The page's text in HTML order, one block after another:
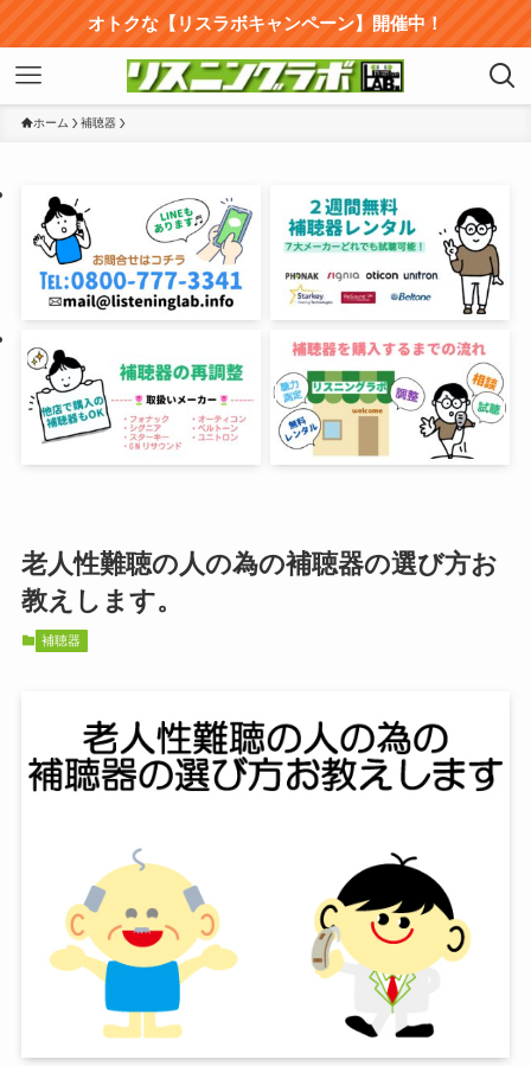
オトクな【リスラボキャンペーン】開催中！
ホーム 補聴器
老人性難聴の人の為の補聴器の選び方お
教えします。
補聴器